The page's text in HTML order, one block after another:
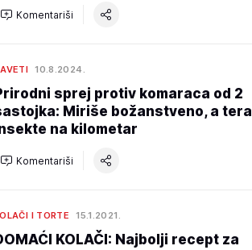
Komentariši
10.8.2024.
sprej protiv komaraca od 2
Miriše božanstveno, a tera
na kilometar
Komentariši
I TORTE 15.1.2021.
KOLAČI: Najbolji recept za